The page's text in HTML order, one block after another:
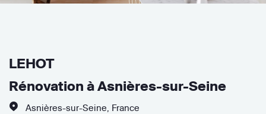
LEHOT
Rénovation à Asnières-sur-Seine
Asnières-sur-Seine France